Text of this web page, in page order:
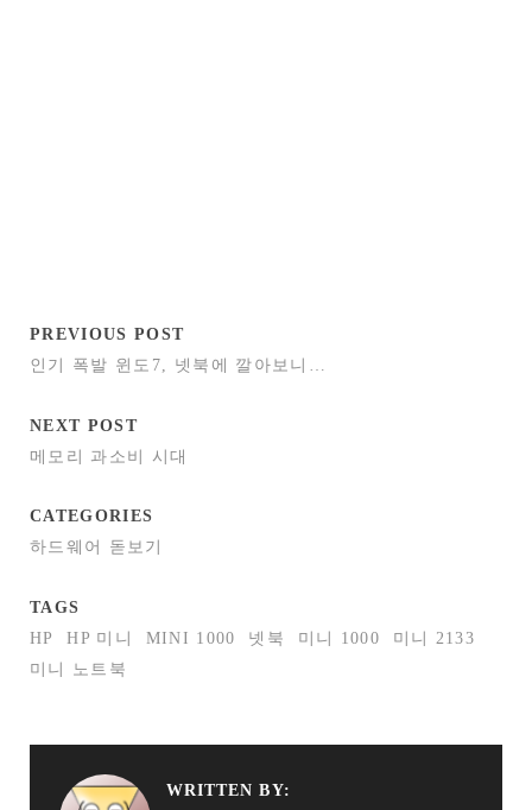
PREVIOUS POST
인기 폭발 윈도7, 넷북에 깔아보니…
NEXT POST
메모리 과소비 시대
CATEGORIES
하드웨어 돋보기
TAGS
HP
HP 미니 MINI 1000 넷북 미니 1000
미니 2133
미니 노트북
WRITTEN BY: